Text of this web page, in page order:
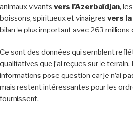
animaux vivants vers l’Azerbaïdjan,
boissons, spiritueux et vinaigres vers la
bilan le plus important avec 263 millions
Ce sont des données qui semblent
qualitatives que j’ai reçues sur le
informations pose question car je n’ai
mais restent intéressantes pour les
fournissent.